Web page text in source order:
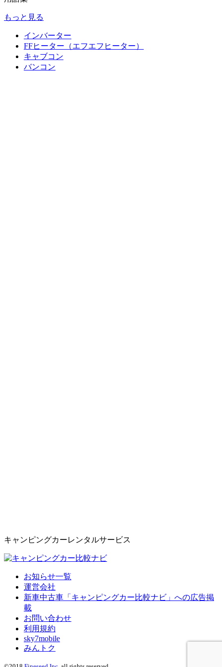
もっと見る
インバーター
FFヒーター（エフエフヒーター）
キャブコン
バンコン
キャンピングカーレンタルサービス
お知らせ一覧
運営会社
新車中古車「キャンピングカー比較ナビ」への広告掲
載
お問い合わせ
利用規約
sky7mobile
みんトク